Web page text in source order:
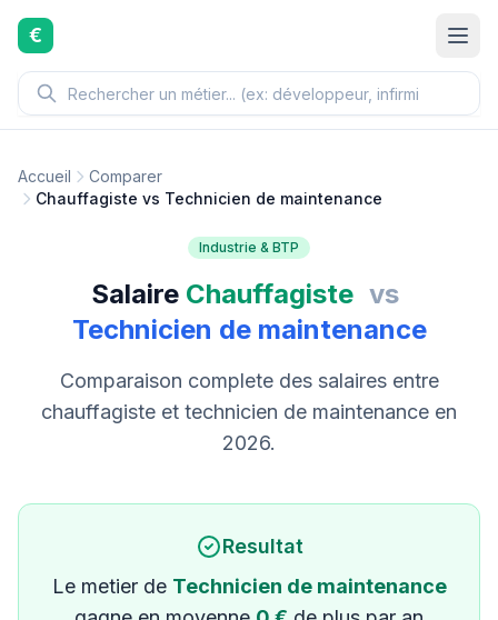
Aller au contenu principal
€
Accueil
Comparer
Chauffagiste vs Technicien de maintenance
Industrie & BTP
Salaire Chauffagiste vs
Technicien de maintenance
Comparaison complete des salaires entre
chauffagiste et technicien de maintenance en
2026.
Resultat
Le metier de Technicien de maintenance